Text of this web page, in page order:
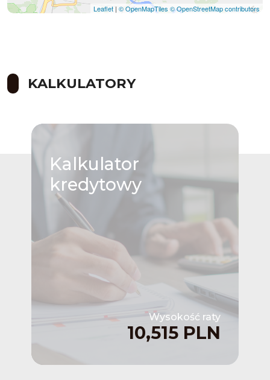
Leaflet | © OpenMapTiles © OpenStreetMap contributors
KALKULATORY
Kalkulator
kredytowy
Wysokość raty
10,515 PLN